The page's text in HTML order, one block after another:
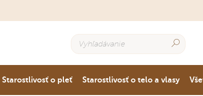
Starostlivosť o pleť Starostlivosť o telo a vlasy